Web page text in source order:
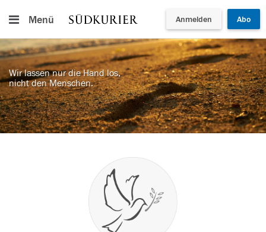
Menü Anmelden Abo
Wir lassen nur die Hand los,
nicht den Menschen.